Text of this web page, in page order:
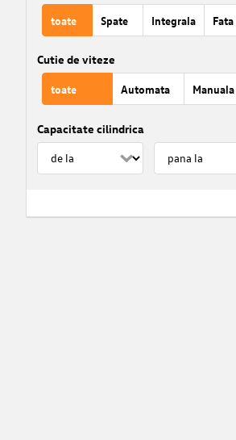
toate Spate Integrala Fata
Cutie de viteze
toate Automata Manuala
Capacitate cilindrica